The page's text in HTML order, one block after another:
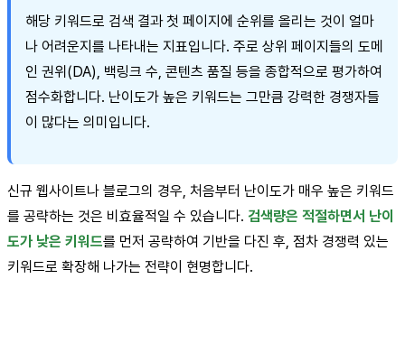
해당 키워드로 검색 결과 첫 페이지에 순위를 올리는 것이 얼마
나 어려운지를 나타내는 지표입니다. 주로 상위 페이지들의 도메
인 권위(DA), 백링크 수, 콘텐츠 품질 등을 종합적으로 평가하여
점수화합니다. 난이도가 높은 키워드는 그만큼 강력한 경쟁자들
이 많다는 의미입니다.
신규 웹사이트나 블로그의 경우, 처음부터 난이도가 매우 높은 키워드
를 공략하는 것은 비효율적일 수 있습니다. 검색량은 적절하면서 난이
도가 낮은 키워드를 먼저 공략하여 기반을 다진 후, 점차 경쟁력 있는
키워드로 확장해 나가는 전략이 현명합니다.